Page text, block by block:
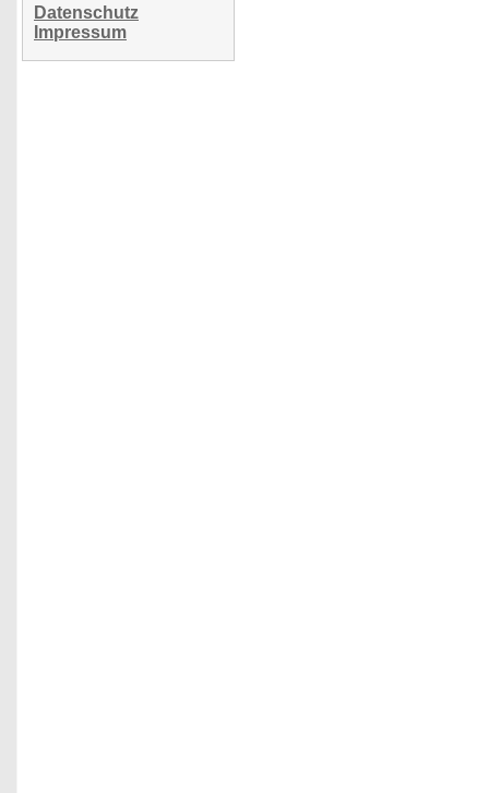
Datenschutz
Impressum